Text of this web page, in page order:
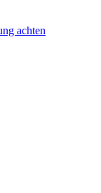
achten